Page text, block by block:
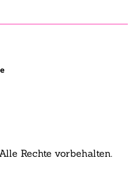
Rechte vorbehalten.